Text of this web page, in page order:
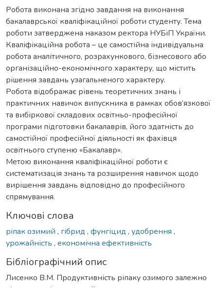
Робота виконана згідно завдання на виконання
бакалаврської кваліфікаційної роботи студенту. Тема
роботи затверджена наказом ректора НУБіП України.
Кваліфікаційна робота – це самостійна індивідуальна
робота аналітичного, розрахункового, бізнесового або
організаційно-економічного характеру, що містить
рішення завдань узагальненого характеру.
Робота відображає рівень теоретичних знань і
практичних навичок випускника в рамках обов’язкової
та вибіркової складових освітньо-професійної
програми підготовки бакалаврів, його здатність до
самостійної професійної діяльності як фахівця
освітнього ступеню «Бакалавр».
Метою виконання кваліфікаційної роботи є
систематизація знань та розширення навичок щодо
вирішення завдань відповідно до професійного
спрямування.
Ключові слова
ріпак озимий , гібрид , фунгіцид , удобрення ,
урожайність , економічна ефективність
Бібліографічний опис
Лисенко В.М. Продуктивність ріпаку озимого залежно